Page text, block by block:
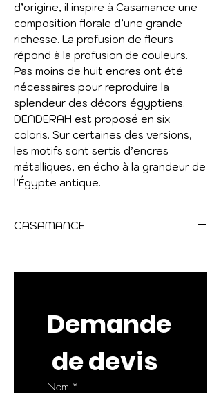
d’origine, il inspire à Casamance une
composition florale d’une grande
richesse. La profusion de fleurs
répond à la profusion de couleurs.
Pas moins de huit encres ont été
nécessaires pour reproduire la
splendeur des décors égyptiens.
DENDERAH est proposé en six
coloris. Sur certaines des versions,
les motifs sont sertis d’encres
métalliques, en écho à la grandeur de
l’Égypte antique.
CASAMANCE
moderne. Un voyage à fleur d’eau
au rythme du fleuve, sur un voilier
porté par le souffle du vent... Ses
rives, telles d’extraordinaires jardins
suspendus, se découvrent au fil
Demande
de devis
Nom *